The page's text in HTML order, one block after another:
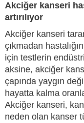
Akciğer kanseri
artırılıyor
Akciğer kanseri
çıkmadan
için testlerin
aksine, akciğer
çapında yaygın
hayatta kalma
Akciğer kanseri,
neden olan kanser